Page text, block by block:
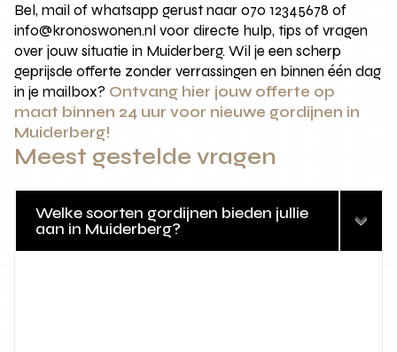
Bel, mail of whatsapp gerust naar 070 12345678 of
info@kronoswonen.nl voor directe hulp, tips of vragen
over jouw situatie in Muiderberg. Wil je een scherp
geprijsde offerte zonder verrassingen en binnen één dag
in je mailbox? Ontvang hier jouw offerte op
maat binnen 24 uur voor nieuwe gordijnen in
Muiderberg!
Meest gestelde vragen
Welke soorten gordijnen bieden jullie
aan in Muiderberg?